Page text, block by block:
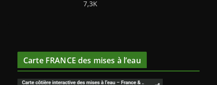
7,3K
Carte FRANCE des mises à l’eau